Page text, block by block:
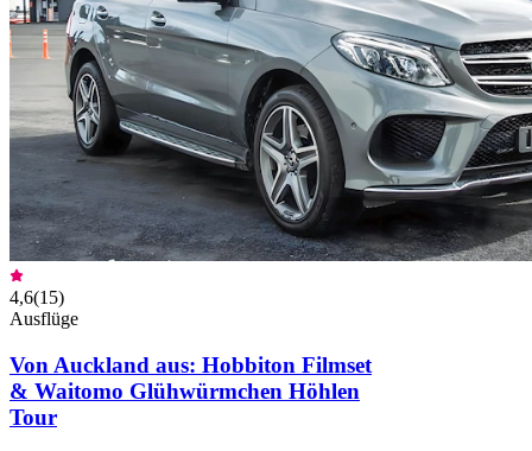
4,6(15)
Ausflüge
Von Auckland aus: Hobbiton Filmset
& Waitomo Glühwürmchen Höhlen
Tour